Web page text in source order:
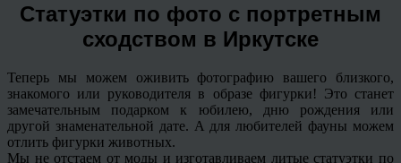
Статуэтки по фото с портретным
сходством в Иркутске
Теперь мы можем оживить фотографию вашего близкого,
знакомого или руководителя в образе фигурки! Это станет
замечательным подарком к юбилею, дню рождения или
другой знаменательной дате. А для любителей фауны можем
отлить фигурки животных.
Мы не отстаем от моды и изготавливаем литые статуэтки по